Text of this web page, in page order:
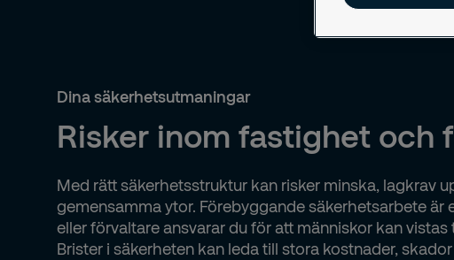
Dina säkerhetsutmaningar
Risker inom fastighet och
Med rätt säkerhetsstruktur kan risker minska, lagkrav
gemensamma ytor. Förebyggande säkerhetsarbete
eller förvaltare ansvarar du för att människor kan
Brister i säkerheten kan leda till stora kostnader,